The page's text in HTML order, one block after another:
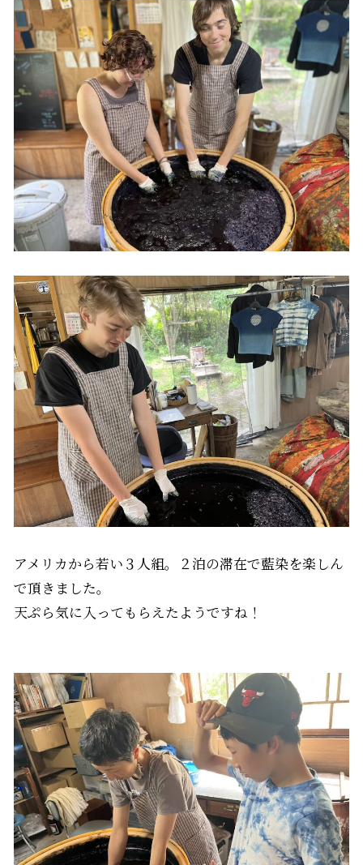
アメリカから若い３人組。２泊の滞在で藍染を楽しん
で頂きました。
天ぷら気に入ってもらえたようですね！